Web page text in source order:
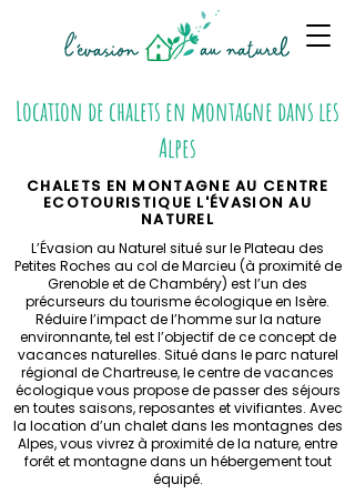
Location de chalets en montagne dans les
Alpes
CHALETS EN MONTAGNE AU CENTRE
ECOTOURISTIQUE L'ÉVASION AU
NATUREL
L’Évasion au Naturel situé sur le Plateau des
Petites Roches au col de Marcieu (à proximité de
Grenoble et de Chambéry) est l’un des
précurseurs du tourisme écologique en Isère.
Réduire l’impact de l’homme sur la nature
environnante, tel est l’objectif de ce concept de
vacances naturelles. Situé dans le parc naturel
régional de Chartreuse, le centre de vacances
écologique vous propose de passer des séjours
en toutes saisons, reposantes et vivifiantes. Avec
la location d’un chalet dans les montagnes des
Alpes, vous vivrez à proximité de la nature, entre
forêt et montagne dans un hébergement tout
équipé.